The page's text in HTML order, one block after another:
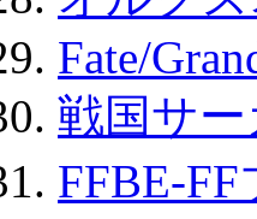
Fate/
戦国サ
FFBE-